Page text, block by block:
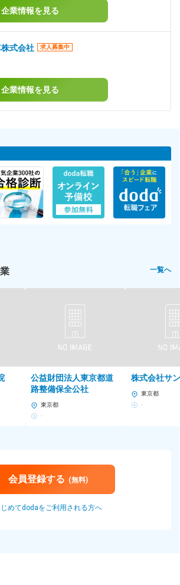
企業情報を見る
株式会社 求人募集中
企業情報を見る
一覧へ
公益財団法人東京都道
路整備保全公社
東京都
-
株式会社サ
東京都
-
会員登録する (無料)
めてdodaをご利用される方へ